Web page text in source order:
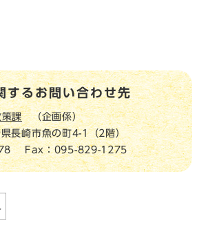
するお問い合わせ先
策課
企画係
長崎市魚の町4-1（2階）
Fax：095-829-1275